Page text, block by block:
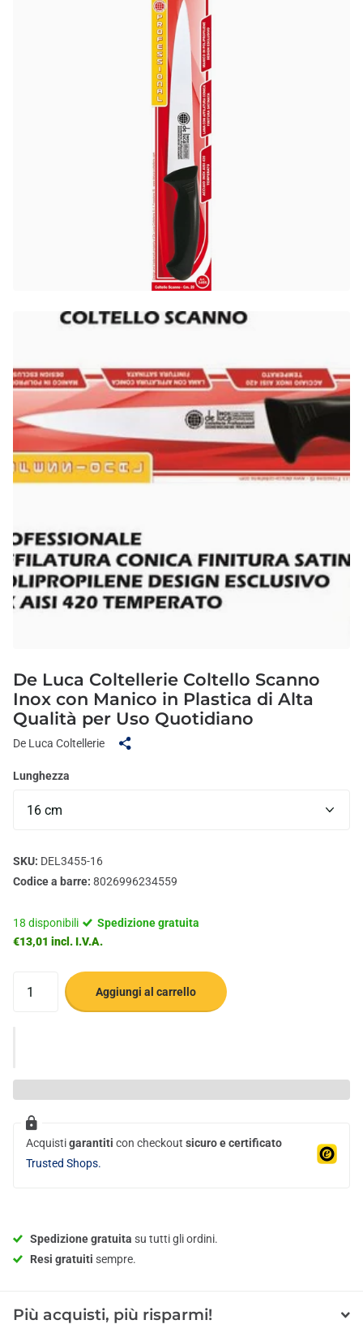
De Luca Coltellerie Coltello Scanno
Inox con Manico in Plastica di Alta
Qualità per Uso Quotidiano
De Luca Coltellerie
Lunghezza
SKU: DEL3455-16
Codice a barre: 8026996234559
18 disponibili
Spedizione gratuita
€13,01 incl. I.V.A.
Aggiungi al carrello
Acquistigarantiti con checkout sicuro e certificato
Trusted Shops.
Spedizione gratuita su tutti gli ordini.
Resi gratuiti sempre.
Più acquisti, più risparmi!